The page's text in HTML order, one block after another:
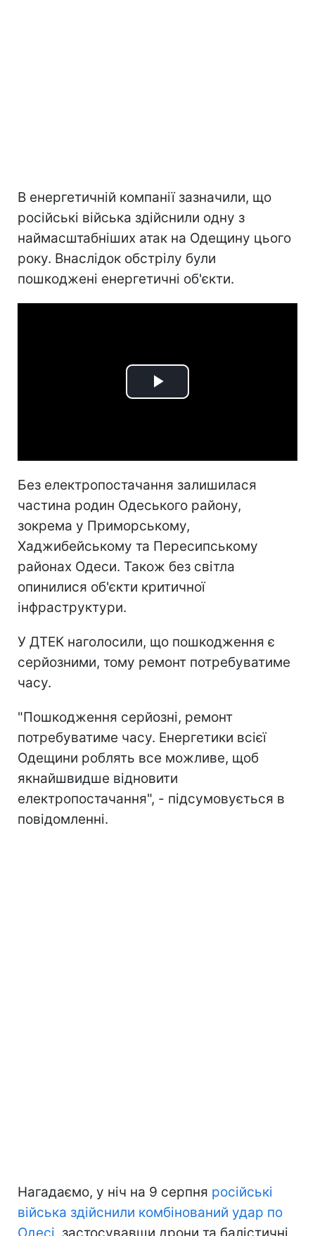
В енергетичній компанії зазначили, що
російські війська здійснили одну з
наймасштабніших атак на Одещину цього
року. Внаслідок обстрілу були
пошкоджені енергетичні об'єкти.
Play
Без електропостачання залишилася
частина родин Одеського району,
зокрема у Приморському,
Хаджибейському та Пересипському
районах Одеси. Також без світла
опинилися об'єкти критичної
інфраструктури.
У ДТЕК наголосили, що пошкодження є
серйозними, тому ремонт потребуватиме
часу.
"Пошкодження серйозні, ремонт
потребуватиме часу. Енергетики всієї
Одещини роблять все можливе, щоб
якнайшвидше відновити
електропостачання", - підсумовується в
повідомленні.
Нагадаємо, у ніч на 9 серпня російські
війська здійснили комбінований удар по
Одесі , застосувавши дрони та балістичні